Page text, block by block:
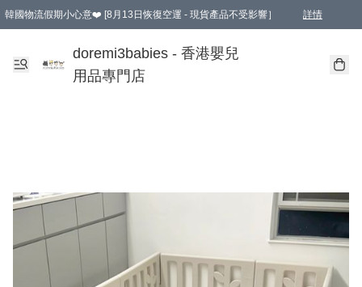
韓國物流假期小心意❤️ [8月13日恢復空運 - 現貨產品不受影響］ 詳情
新會員首張訂單滿$600即享9折優惠！(部份超優惠產品 & 品牌指定價除外)
doremi3babies - 香港嬰兒
用品專門店